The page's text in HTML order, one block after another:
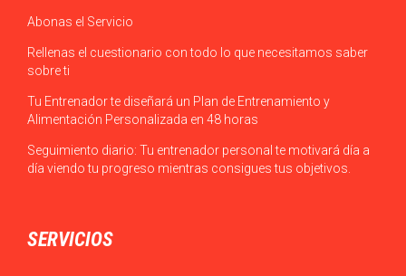
Abonas el Servicio
Rellenas el cuestionario con todo lo que necesitamos saber
sobre ti
Tu Entrenador te diseñará un Plan de Entrenamiento y
Alimentación Personalizada en 48 horas
Seguimiento diario: Tu entrenador personal te motivará día a
día viendo tu progreso mientras consigues tus objetivos.
SERVICIOS